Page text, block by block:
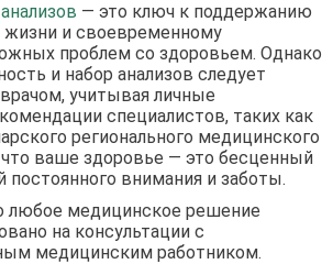
— это ключ к поддержанию
жизни и своевременному
проблем со здоровьем. Однако
и набор анализов следует
учитывая личные
специалистов, таких как
регионального медицинского
ваше здоровье — это бесценный
внимания и заботы.
любое медицинское решение
на консультации с
медицинским работником.